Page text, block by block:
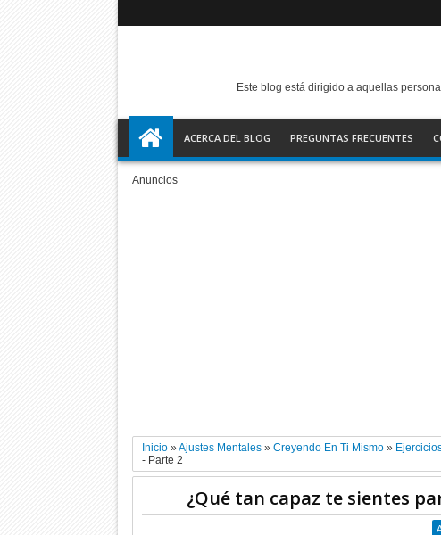
Este blog está dirigido a aquellas
ACERCA DEL BLOG PREGUNTAS FRECUENTES
Anuncios
Inicio»Ajustes Mentales» Creyendo En Ti Mismo»
- Parte 2
¿Qué tan capaz te sientes